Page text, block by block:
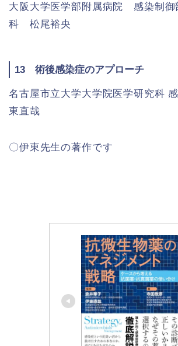
大阪大学医学部附属病院 感染制御
科 松尾裕央
13 術後感染症のアプローチ
名古屋市立大学大学院医学研究科
東直哉
〇伊東先生の著作です